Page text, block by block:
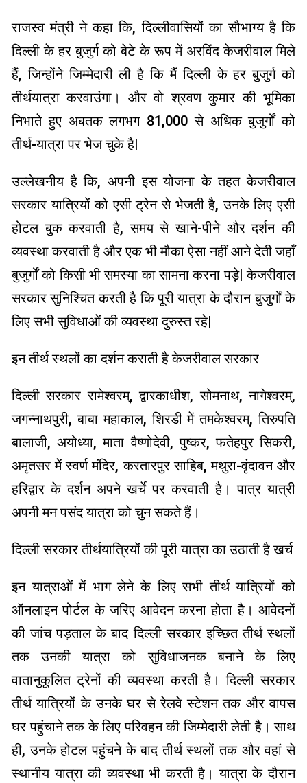
राजस्व मंत्री ने कहा कि, दिल्लीवासियों का सौभाग्य है कि
दिल्ली के हर बुजुर्ग को बेटे के रूप में अरविंद केजरीवाल मिले
हैं, जिन्होंने जिम्मेदारी ली है कि मैं दिल्ली के हर बुजुर्ग को
तीर्थयात्रा करवाउंगा। और वो श्रवण कुमार की भूमिका
निभाते हुए अबतक लगभग 81,000 से अधिक बुजुर्गों को
तीर्थ-यात्रा पर भेज चुके है|
उल्लेखनीय है कि, अपनी इस योजना के तहत केजरीवाल
सरकार यात्रियों को एसी ट्रेन से भेजती है, उनके लिए एसी
होटल बुक करवाती है, समय से खाने-पीने और दर्शन की
व्यवस्था करवाती है और एक भी मौका ऐसा नहीं आने देती जहाँ
बुजुर्गों को किसी भी समस्या का सामना करना पड़े| केजरीवाल
सरकार सुनिश्चित करती है कि पूरी यात्रा के दौरान बुजुर्गों के
लिए सभी सुविधाओं की व्यवस्था दुरुस्त रहे|
इन तीर्थ स्थलों का दर्शन कराती है केजरीवाल सरकार
दिल्ली सरकार रामेश्वरम्, द्वारकाधीश, सोमनाथ, नागेश्वरम्,
जगन्नाथपुरी, बाबा महाकाल, शिरडी में तमकेश्वरम्, तिरुपति
बालाजी, अयोध्या, माता वैष्णोदेवी, पुष्कर, फतेहपुर सिकरी,
अमृतसर में स्वर्ण मंदिर, करतारपुर साहिब, मथुरा-वृंदावन और
हरिद्वार के दर्शन अपने खर्चे पर करवाती है। पात्र यात्री
अपनी मन पसंद यात्रा को चुन सकते हैं।
दिल्ली सरकार तीर्थयात्रियों की पूरी यात्रा का उठाती है खर्च
इन यात्राओं में भाग लेने के लिए सभी तीर्थ यात्रियों को
ऑनलाइन पोर्टल के जरिए आवेदन करना होता है। आवेदनों
की जांच पड़ताल के बाद दिल्ली सरकार इच्छित तीर्थ स्थलों
तक उनकी यात्रा को सुविधाजनक बनाने के लिए
वातानुकूलित ट्रेनों की व्यवस्था करती है। दिल्ली सरकार
तीर्थ यात्रियों के उनके घर से रेलवे स्टेशन तक और वापस
घर पहुंचाने तक के लिए परिवहन की जिम्मेदारी लेती है। साथ
ही, उनके होटल पहुंचने के बाद तीर्थ स्थलों तक और वहां से
स्थानीय यात्रा की व्यवस्था भी करती है। यात्रा के दौरान